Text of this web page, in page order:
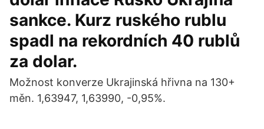
sankce. Kurz ruského rublu
spadl na rekordních 40 rublů
za dolar.
Možnost konverze Ukrajinská hřivna na 130+
měn. 1,63947, 1,63990, -0,95%.